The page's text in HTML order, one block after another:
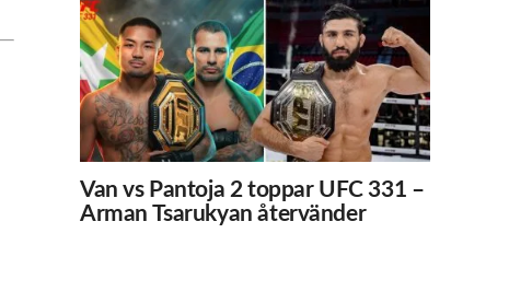
Van vs Pantoja 2 toppar UFC 331 –
Arman Tsarukyan återvänder